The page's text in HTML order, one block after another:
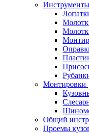
Монтировки
Общий
Проемы